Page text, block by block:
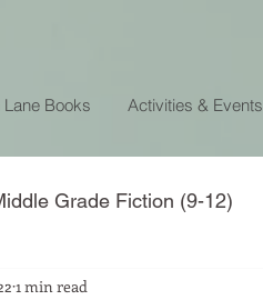
Books Activities & Events
Grade Fiction (9-12)
1 min read